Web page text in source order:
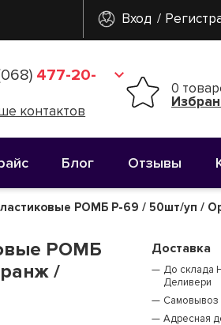
Вход
477-20-
контактов
0
Блог Отзывы
РОМБ Р-69 / 50шт/уп /
РОМБ
/
Доставка
До склада
Деливери
Самовывоз
Адресная